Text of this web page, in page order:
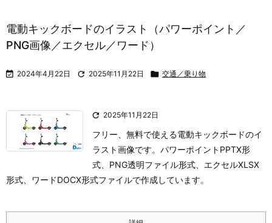
電動キックボードのイラスト（パワーポイント／
PNG画像／エクセル／ワード）
 2024年4月22日  2025年11月22日  交通／乗り物
 2025年11月22日
フリー、無料で使える電動キックボードのイ
ラスト画像です。パワーポイントPPTX形
式、PNG透明ファイル形式、エクセルXLSX
形式、ワードDOCX形式ファイルで作成しています。